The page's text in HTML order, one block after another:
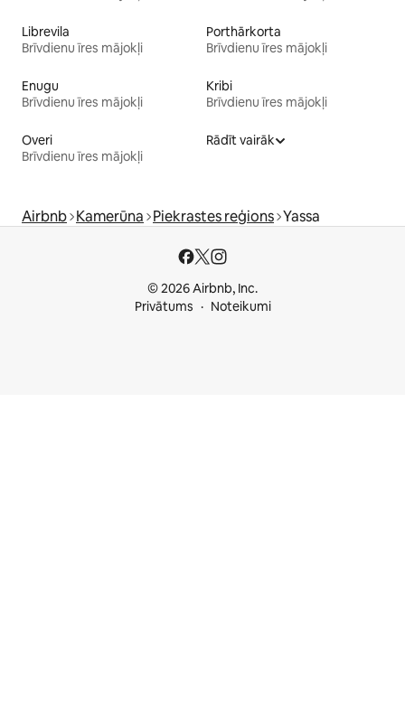
Librevila
Brīvdienu īres mājokļi
Porthārkorta
Brīvdienu īres mājokļi
Enugu
Brīvdienu īres mājokļi
Kribi
Brīvdienu īres mājokļi
Overi
Brīvdienu īres mājokļi
Rādīt vairāk
Airbnb Kamerūna Piekrastes reģions Yassa
© 2026 Airbnb, Inc.
Privātums
Noteikumi